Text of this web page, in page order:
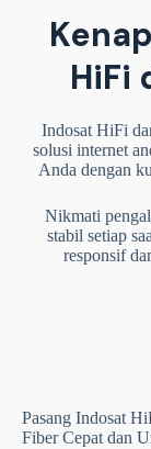
HiFi
Indosat HiFi
solusi internet
Anda dengan
Nikmati
stabil setiap
responsif
Pasang Indosat
Fiber Cepat dan